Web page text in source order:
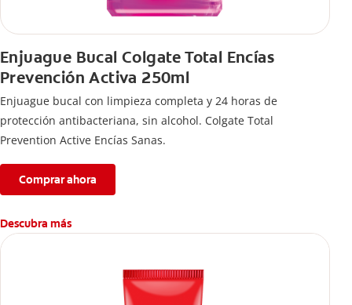
Enjuague Bucal Colgate Total Encías
Prevención Activa 250ml
Enjuague bucal con limpieza completa y 24 horas de
protección antibacteriana, sin alcohol. Colgate Total
Prevention Active Encías Sanas.
Comprar ahora
Descubra más